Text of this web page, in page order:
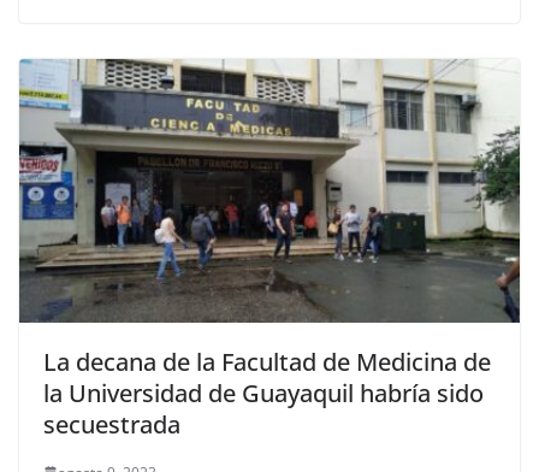
La decana de la Facultad de Medicina de
la Universidad de Guayaquil habría sido
secuestrada